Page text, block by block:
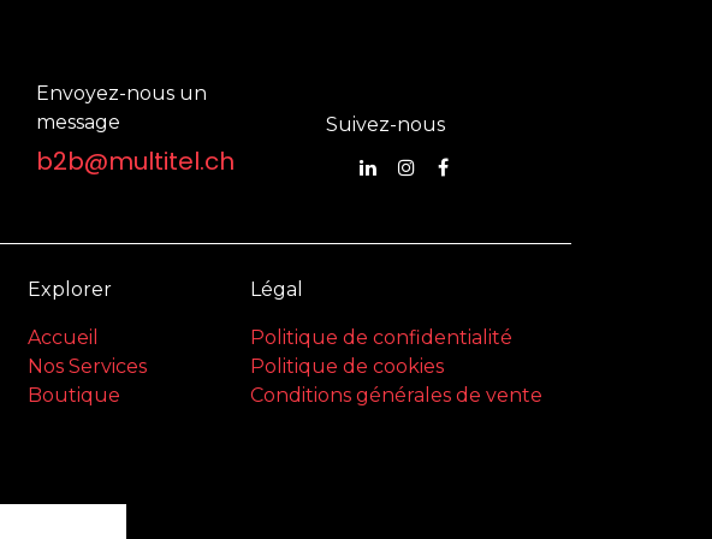
Envoyez-nous un
message
b2b@multitel.ch
Suivez-nous
Légal
Politique de confidentialité
Politique de cookies
Conditions générales de vente
Explorer
Accueil
Nos Services
Boutique